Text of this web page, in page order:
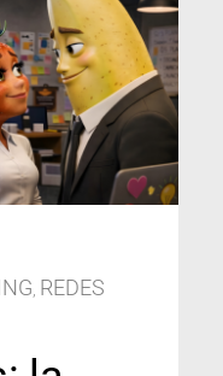
REDES